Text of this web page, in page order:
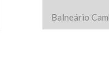
Balneário